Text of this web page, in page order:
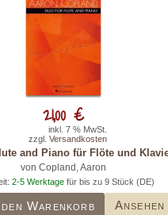
and Piano für Flöte und
von Copland, Aaron
2-5 Werktagefür bis zu 9 Stück (DE)
den Warenkorb Ansehen
21,00 €
inkl. 7 % MwSt.
zzgl. Versandkosten